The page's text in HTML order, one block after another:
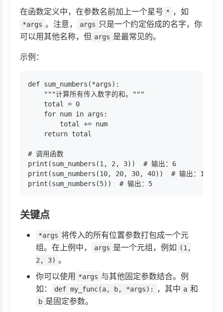
在函数定义中，在参数名前加上一个星号 * ，如
*args 。注意， args 只是一个约定俗成的名字，你
可以用其他名称，但 args 是最常见的。
示例：
def sum_numbers(*args):
    """计算所有传入数字的和。"""
    total = 0
    for num in args:
        total += num
    return total
# 调用函数
print(sum_numbers(1, 2, 3))  # 输出：6
print(sum_numbers(10, 20, 30, 40))  # 输出：100
关键点
*args 将传入的所有位置参数打包成一个元
组。在上例中，
args 是一个元组，例如 (1,
2, 3) 。
你可以使用 *args 与其他固定参数结合。例
如：
def my_func(a, b, *args): ，其中 a 和
b 是固定参数。